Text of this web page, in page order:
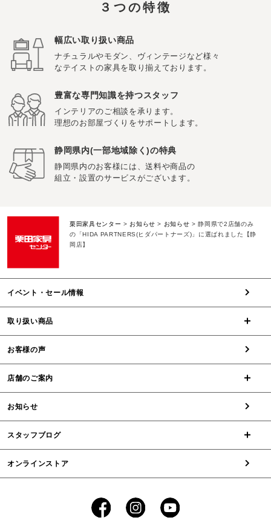
３つの特徴
幅広い取り扱い商品
ナチュラルやモダン、ヴィンテージなど様々
なテイストの家具を取り揃えております。
豊富な専門知識を持つスタッフ
インテリアのご相談を承ります。
理想のお部屋づくりをサポートします。
静岡県内(一部地域除く)の特典
静岡県内のお客様には、送料や商品の
組立・設置のサービスがございます。
栗田家具センター > お知らせ > お知らせ >静岡県で2店舗のみ
の「HIDA PARTNERS(ヒダパートナーズ)」に選ばれました【静
岡店】
イベント・セール情報
取り扱い商品
お客様の声
店舗のご案内
お知らせ
スタッフブログ
オンラインストア